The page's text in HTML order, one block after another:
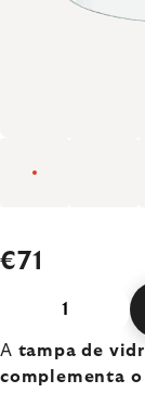
€71
A tampa de
complementa